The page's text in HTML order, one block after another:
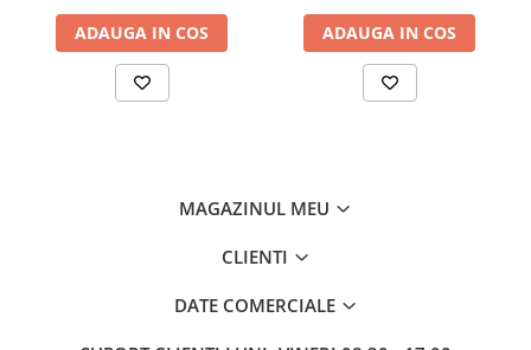
Site odorizante pisoar
Produse de curatenie
Articole menaj
ADAUGA IN COS ADAUGA IN COS
MAGAZINUL MEU
CLIENTI
DATE COMERCIALE